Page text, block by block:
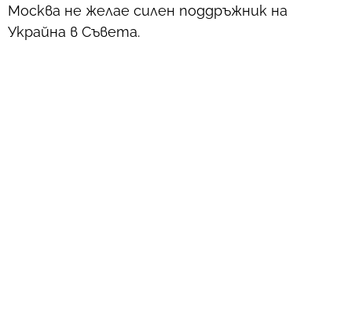
Москва не желае силен поддръжник на
Украйна в Съвета.